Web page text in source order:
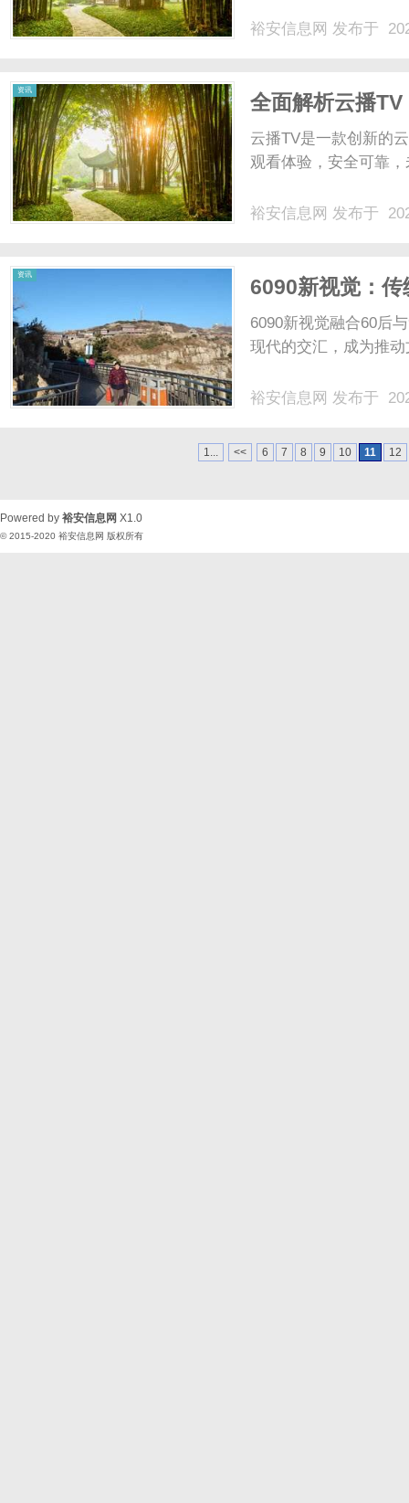
裕安信息网 发布于
资讯
全面解析云播
云播TV是一款创新的
观看体验，安全可靠
裕安信息网 发布于
资讯
6090新视觉：
6090新视觉融合60后
现代的交汇，成为推
裕安信息网 发布于
1... << 6 7 8 9 10 11 12
Powered by 裕安信息网 X1.0
© 2015-2020 裕安信息网 版权所有